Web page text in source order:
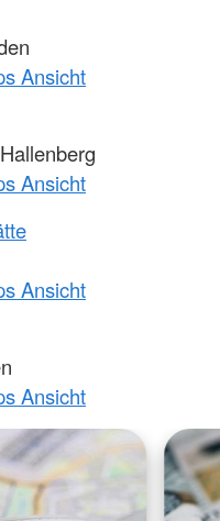
Ansicht
Ansicht
Ansicht
Ansicht